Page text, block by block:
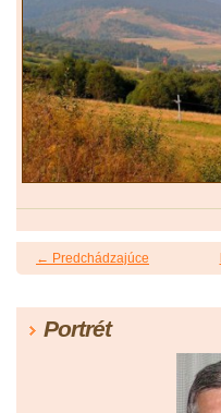
← Predchádzajúce
Portrét